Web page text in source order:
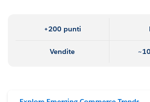
+200 punti
Vendite